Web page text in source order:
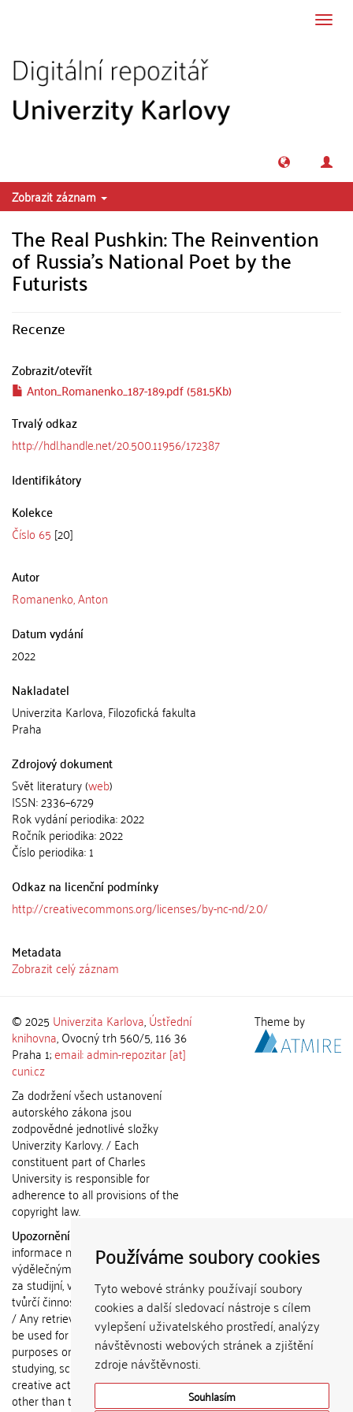
Používáme soubory cookies
Tyto webové stránky používají soubory
cookies a další sledovací nástroje s cílem
vylepšení uživatelského prostředí, analýzy
návštěvnosti webových stránek a zjištění
zdroje návštěvnosti.
Souhlasím
Zobrazit záznam
The Real Pushkin: The Reinvention
of Russia’s National Poet by the
Futurists
Recenze
Zobrazit/otevřít
Anton_Romanenko_187-189.pdf (581.5Kb)
Trvalý odkaz
http://hdl.handle.net/20.500.11956/172387
Identifikátory
Kolekce
Číslo 65 [20]
Autor
Romanenko, Anton
Datum vydání
2022
Nakladatel
Univerzita Karlova, Filozofická fakulta
Praha
Zdrojový dokument
Svět literatury (web)
ISSN: 2336–6729
Rok vydání periodika: 2022
Ročník periodika: 2022
Číslo periodika: 1
Odkaz na licenční podmínky
http://creativecommons.org/licenses/by-nc-nd/2.0/
Metadata
Zobrazit celý záznam
© 2025 Univerzita Karlova,Ústřední
knihovna, Ovocný trh 560/5, 116 36
Praha 1;email: admin-repozitar [at]
cuni.cz
Za dodržení všech ustanovení
autorského zákona jsou
zodpovědné jednotlivé složky
Univerzity Karlovy. / Each
constituent part of Charles
University is responsible for
adherence to all provisions of the
copyright law.
Upozornění / Notice:
informace nemohou být použity k
výdělečným účelům nebo vydávány
za studijní, vědeckou nebo jinou
tvůrčí činnost jiné osoby než autora.
/ Any retrieved information shall not
be used for any commercial
purposes or claimed as results of
studying, scientific or any other
creative activities of any person
other than the author.
Theme by